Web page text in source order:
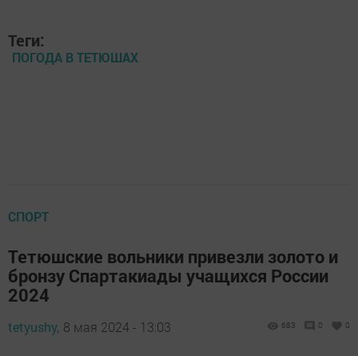
Теги:
ПОГОДА В ТЕТЮШАХ
СПОРТ
Тетюшские вольники привезли золото и
бронзу Спартакиады учащихся России
2024
tetyushy, 8 мая 2024 - 13:03 683 0 0